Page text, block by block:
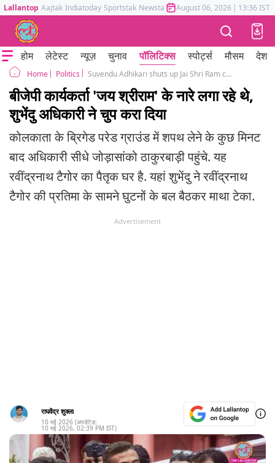
Lallantop Aajtak Indiatoday Sportstak Newstak Mumbai Tak Astrotak
August 06, 2026 | 13:36 IST
होम लेटेस्ट न्यूज़ चुनाव पॉलिटिक्स स्पोर्ट्स मौसम देश
Home Politics Suvendu Adhikari shuts up Jai Shri Ram chant by saying I am CM for all
बीजेपी कार्यकर्ता 'जय श्रीराम' के नारे लगा रहे थे,
शुभेंदु अधिकारी ने चुप करा दिया
कोलकाता के ब्रिगेड परेड ग्राउंड में शपथ लेने के कुछ मिनट
बाद अधिकारी सीधे जोड़ासांको ठाकुरबाड़ी पहुंचे. यह
रवींद्रनाथ टैगोर का पैतृक घर है. यहां शुभेंदु ने रवींद्रनाथ
टैगोर की प्रतिमा के सामने घुटनों के बल बैठकर माथा टेका.
Advertisement
राघवेंद्र शुक्ला
10 मई 2026 (अपडेटेड:
10 मई 2026, 02:39 PM IST)